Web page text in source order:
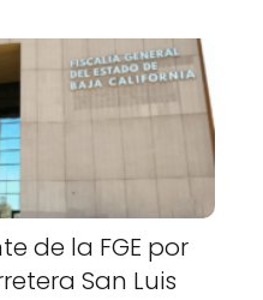
de la FGE por
San Luis